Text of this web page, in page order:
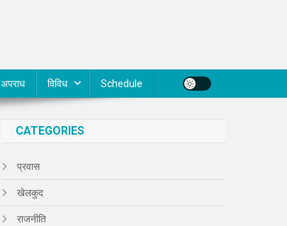
अपराध विविध Schedule
CATEGORIES
प्रवास
खेलकुद
राजनीति